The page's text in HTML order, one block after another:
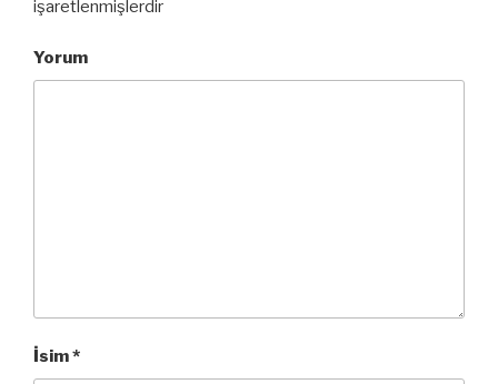
işaretlenmişlerdir
Yorum
İsim*